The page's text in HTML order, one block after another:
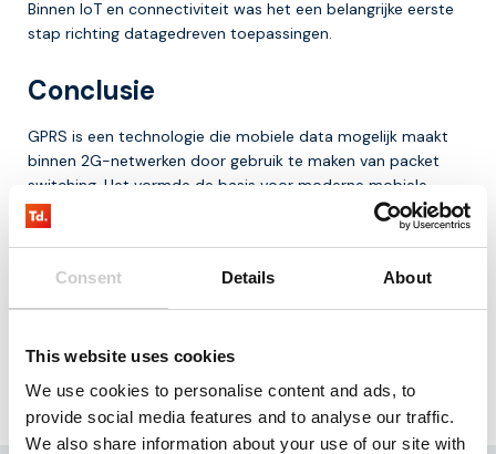
Consent Details About
This website uses cookies
We use cookies to personalise content and ads, to
provide social media features and to analyse our traffic.
We also share information about your use of our site with
Binnen IoT en connectiviteit was het een belangrijke eerste
stap richting datagedreven toepassingen.
Conclusie
GPRS is een technologie die mobiele data mogelijk maakt
binnen 2G-netwerken door gebruik te maken van packet
switching. Het vormde de basis voor moderne mobiele
datacommunicatie.
Voor organisaties die werken met IoT is GPRS vooral
relevant als legacy technologie en als onderdeel van de
via het telefoonnummer+31-85-0443500
info@thingsdata.com.